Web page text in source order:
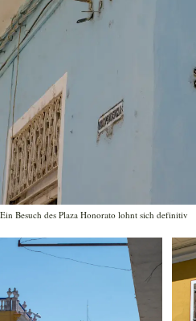
Ein Besuch des Plaza Honorato lohnt sich definitiv